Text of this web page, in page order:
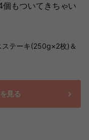
もついてきちゃい
テーキ(250g×2枚)＆
見る